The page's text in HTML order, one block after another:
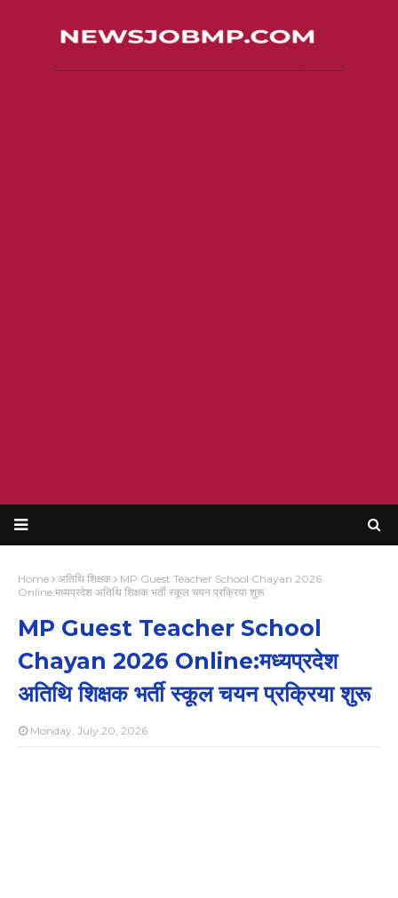
Home अतिथि शिक्षक
MP Guest Teacher School Chayan 2026
Online:मध्यप्रदेश अतिथि शिक्षक भर्ती स्कूल चयन प्रक्रिया शुरू
MP Guest Teacher School
Chayan 2026 Online:मध्यप्रदेश
अतिथि शिक्षक भर्ती स्कूल चयन प्रक्रिया शुरू
Monday, July 20, 2026